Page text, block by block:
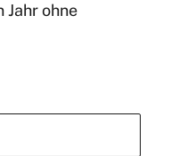
Jahr ohne